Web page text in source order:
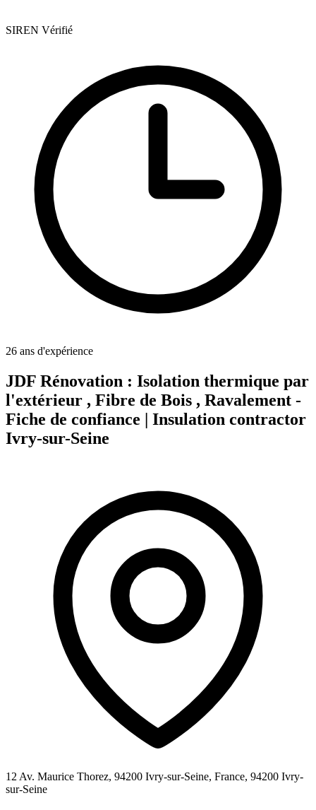
SIREN Vérifié
26 ans d'expérience
JDF Rénovation : Isolation thermique par
l'extérieur , Fibre de Bois , Ravalement -
Fiche de confiance | Insulation contractor
Ivry-sur-Seine
12 Av. Maurice Thorez, 94200 Ivry-sur-Seine, France, 94200 Ivry-
sur-Seine